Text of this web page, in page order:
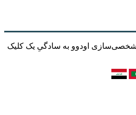
شخصی‌سازی اودوو به سادگیِ یک کلیک